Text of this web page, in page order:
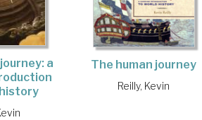
a
The human journey
Reilly, Kevin